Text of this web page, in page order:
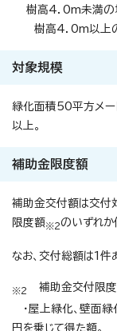
樹高4．0m未満の
樹高4．0m以上の
対象規模
緑化面積50平方メー
以上。
補助金限度額
補助金交付額は交付
限度額※2のいずれか
なお、交付総額は1件
※2 補助金交付限度
・屋上緑化、壁面緑
円を乗じて得た額。